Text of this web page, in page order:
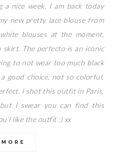
a nice week. I am back today
new pretty lace blouse from
blouses at the moment,
The perfecto is an iconic
to not wear too much black
good choice, not so colorful,
I shot this outfit in Paris,
I swear you can find this
like the outfit :) xx